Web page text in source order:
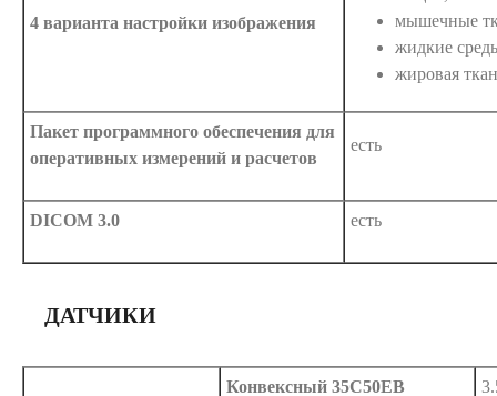
4 варианта настройки изображения
мышечные
жидкие
жировая
Пакет программного обеспечения для
оперативных измерений и расчетов
есть
DICOM 3.0 есть
ДАТЧИКИ
Конвексный 35C50EB